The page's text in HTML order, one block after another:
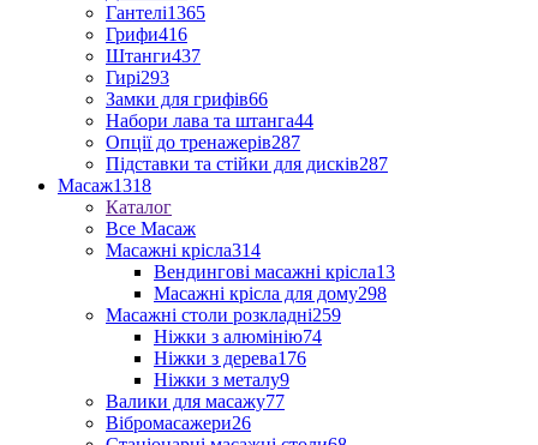
Гантелі1365
Грифи416
Штанги437
Гирі293
Замки для грифів66
Набори лава та штанга44
Опції до тренажерів287
Підставки та стійки для дисків287
Масаж1318
Каталог
Все Масаж
Масажні крісла314
Вендингові масажні крісла13
Масажні крісла для дому298
Масажні столи розкладні259
Ніжки з алюмінію74
Ніжки з дерева176
Ніжки з металу9
Валики для масажу77
Вібромасажери26